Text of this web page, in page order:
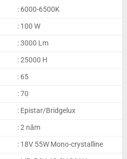
: 6000-6500K
: 100 W
: 3000 Lm
: 25000 H
: 65
: 70
: Epistar/Bridgelux
: 2 năm
: 18V 55W Mono-crystalline